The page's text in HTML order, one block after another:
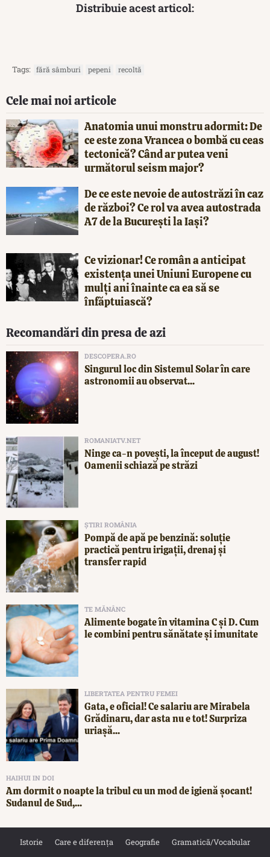
Distribuie acest articol:
Tags: fără sâmburi pepeni recoltă
Cele mai noi articole
Anatomia unui monstru adormit: De
ce este zona Vrancea o bombă cu ceas
tectonică? Când ar putea veni
următorul seism major?
De ce este nevoie de autostrăzi în caz
de război? Ce rol va avea autostrada
A7 de la București la Iași?
Ce vizionar! Ce român a anticipat
existența unei Uniuni Europene cu
mulți ani înainte ca ea să se
înfăptuiască?
Recomandări din presa de azi
DESCOPERA.RO
Singurul loc din Sistemul Solar în care
astronomii au observat...
ROMANIATV.NET
Ninge ca-n povești, la început de august!
Oamenii schiază pe străzi
ȘTIRI ROMÂNIA
Pompă de apă pe benzină: soluție
practică pentru irigații, drenaj și
transfer rapid
TE MĂNÂNC
Alimente bogate în vitamina C și D. Cum
le combini pentru sănătate și imunitate
LIBERTATEA PENTRU FEMEI
Gata, e oficial! Ce salariu are Mirabela
Grădinaru, dar asta nu e tot! Surpriza
uriașă...
HAIHUI IN DOI
Am dormit o noapte la tribul cu un mod de igienă șocant!
Sudanul de Sud,...
Istorie Care e diferența Geografie
Gramatică/Vocabular